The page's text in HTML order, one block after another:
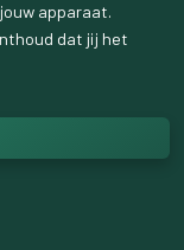
apparaat.
dat jij het